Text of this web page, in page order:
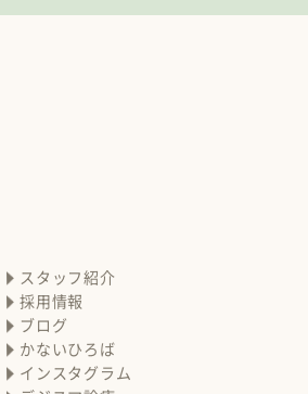
スタッフ紹介
採用情報
ブログ
かないひろば
インスタグラム